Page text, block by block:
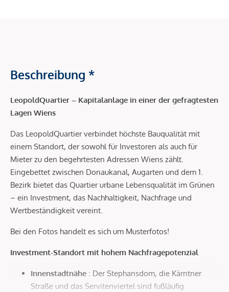
Beschreibung *
LeopoldQuartier – Kapitalanlage in einer der gefragtesten
Lagen Wiens
Das LeopoldQuartier verbindet höchste Bauqualität mit
einem Standort, der sowohl für Investoren als auch für
Mieter zu den begehrtesten Adressen Wiens zählt.
Eingebettet zwischen Donaukanal, Augarten und dem 1.
Bezirk bietet das Quartier urbane Lebensqualität im Grünen
– ein Investment, das Nachhaltigkeit, Nachfrage und
Wertbeständigkeit vereint.
Bei den Fotos handelt es sich um Musterfotos!
Investment-Standort mit hohem Nachfragepotenzial
Innenstadtnähe : Der Stephansdom, die Kärntner
Straße und das Servitenviertel sind fußläufig